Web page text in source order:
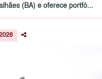
(BA) e oferece portfó...